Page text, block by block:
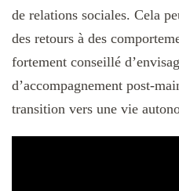
de relations sociales. Cela
des retours à des
fortement conseillé
d’accompagnement post-
transition vers une vie